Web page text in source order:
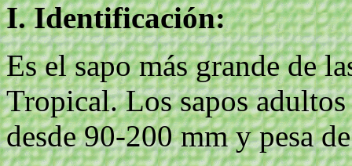
I. Identificación:
Es el sapo más grande de
Tropical. Los sapos
desde 90-200 mm y pesa